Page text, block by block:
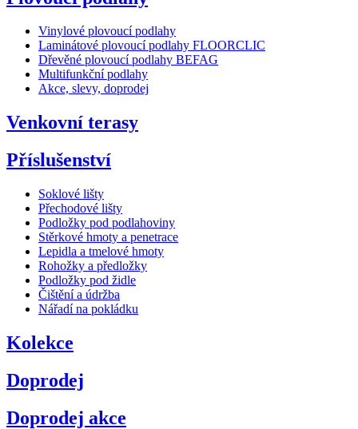
Vinylové plovoucí podlahy
Laminátové plovoucí podlahy FLOORCLIC
Dřevěné plovoucí podlahy BEFAG
Multifunkční podlahy
Akce, slevy, doprodej
Venkovní terasy
Příslušenství
Soklové lišty
Přechodové lišty
Podložky pod podlahoviny
Stěrkové hmoty a penetrace
Lepidla a tmelové hmoty
Rohožky a předložky
Podložky pod židle
Čištění a údržba
Nářadí na pokládku
Kolekce
Doprodej
Doprodej akce